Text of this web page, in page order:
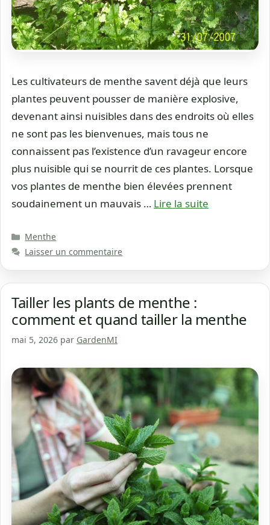
Les cultivateurs de menthe savent déjà que leurs
plantes peuvent pousser de manière explosive,
devenant ainsi nuisibles dans des endroits où elles
ne sont pas les bienvenues, mais tous ne
connaissent pas l’existence d’un ravageur encore
plus nuisible qui se nourrit de ces plantes. Lorsque
vos plantes de menthe bien élevées prennent
soudainement un mauvais … Lire la suite
Catégories
Menthe
Laisser un commentaire
Tailler les plants de menthe :
comment et quand tailler la menthe
mai 5, 2026 par GardenMI